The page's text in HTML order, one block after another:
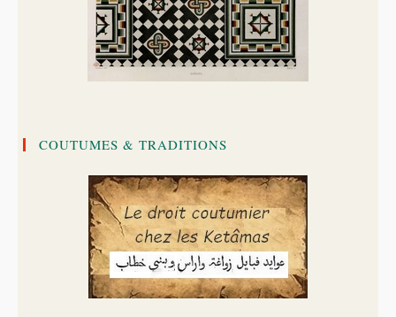
COUTUMES & TRADITIONS